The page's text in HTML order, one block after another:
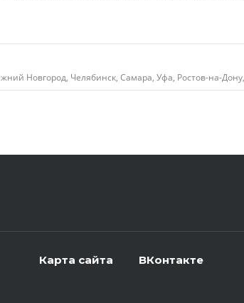
Новгород, Челябинск, Самара, Уфа, Ростов-на-
Карта сайта ВКонтакте